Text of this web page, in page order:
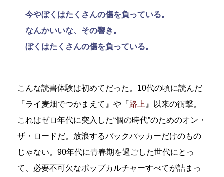
今やぼくはたくさんの傷を負っている。
なんかいいな、その響き。
ぼくはたくさんの傷を負っている。
こんな読書体験は初めてだった。10代の頃に読んだ
『ライ麦畑でつかまえて』や『路上 』以来の衝撃。
これはゼロ年代に突入した“個の時代”のためのオン・
ザ・ロードだ。放浪するバックパッカーだけのもの
じゃない。90年代に青春期を過ごした世代にとっ
て、必要不可欠なポップカルチャーすべてが詰まっ